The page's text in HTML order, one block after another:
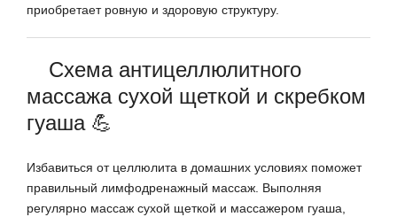
приобретает ровную и здоровую структуру.
Схема антицеллюлитного
массажа сухой щеткой и скребком
гуаша 💪
Избавиться от целлюлита в домашних условиях поможет
правильный лимфодренажный массаж. Выполняя
регулярно массаж сухой щеткой и массажером гуаша,